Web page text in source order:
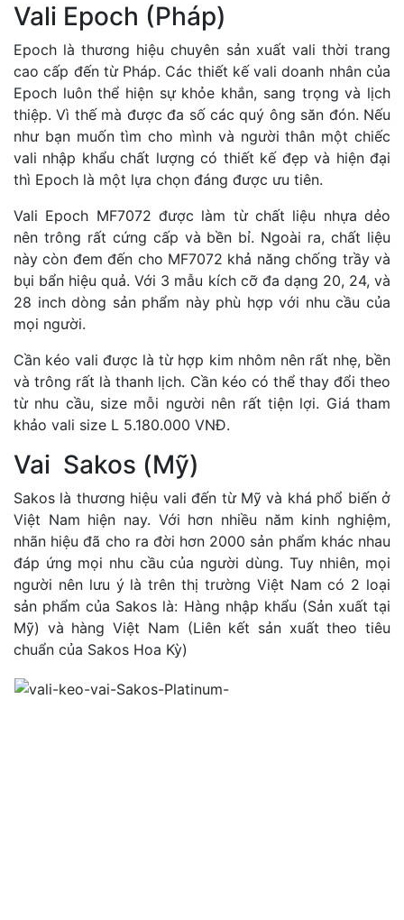
Vali Epoch (Pháp)
Epoch là thương hiệu chuyên sản xuất vali thời trang
cao cấp đến từ Pháp. Các thiết kế vali doanh nhân của
Epoch luôn thể hiện sự khỏe khắn, sang trọng và lịch
thiệp. Vì thế mà được đa số các quý ông săn đón. Nếu
như bạn muốn tìm cho mình và người thân một chiếc
vali nhập khẩu chất lượng có thiết kế đẹp và hiện đại
thì Epoch là một lựa chọn đáng được ưu tiên.
Vali Epoch MF7072 được làm từ chất liệu nhựa dẻo
nên trông rất cứng cấp và bền bỉ. Ngoài ra, chất liệu
này còn đem đến cho MF7072 khả năng chống trầy và
bụi bẩn hiệu quả. Với 3 mẫu kích cỡ đa dạng 20, 24, và
28 inch dòng sản phẩm này phù hợp với nhu cầu của
mọi người.
Cần kéo vali được là từ hợp kim nhôm nên rất nhẹ, bền
và trông rất là thanh lịch. Cần kéo có thể thay đổi theo
từ nhu cầu, size mỗi người nên rất tiện lợi. Giá tham
khảo vali size L 5.180.000 VNĐ.
Vai Sakos (Mỹ)
Sakos là thương hiệu vali đến từ Mỹ và khá phổ biến ở
Việt Nam hiện nay. Với hơn nhiều năm kinh nghiệm,
nhãn hiệu đã cho ra đời hơn 2000 sản phẩm khác nhau
đáp ứng mọi nhu cầu của người dùng. Tuy nhiên, mọi
người nên lưu ý là trên thị trường Việt Nam có 2 loại
sản phẩm của Sakos là: Hàng nhập khẩu (Sản xuất tại
Mỹ) và hàng Việt Nam (Liên kết sản xuất theo tiêu
chuẩn của Sakos Hoa Kỳ)